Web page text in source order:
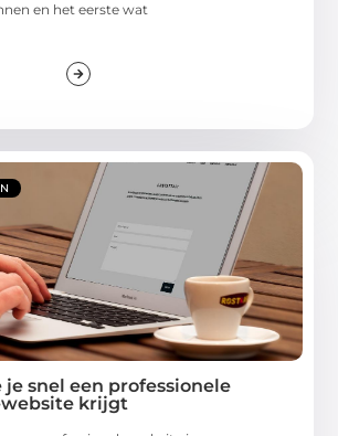
en het eerste wat
je snel een professionele
website krijgt